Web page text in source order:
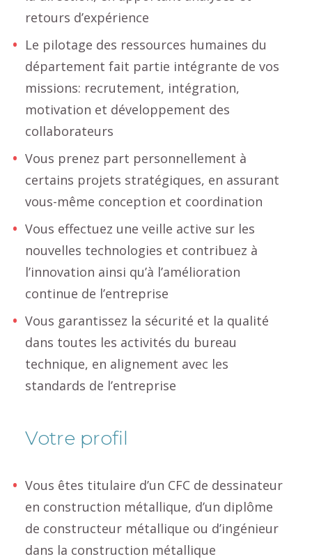
retours d’expérience
Le pilotage des ressources humaines du
département fait partie intégrante de vos
missions: recrutement, intégration,
motivation et développement des
collaborateurs
Vous prenez part personnellement à
certains projets stratégiques, en assurant
vous-même conception et coordination
Vous effectuez une veille active sur les
nouvelles technologies et contribuez à
l’innovation ainsi qu’à l’amélioration
continue de l’entreprise
Vous garantissez la sécurité et la qualité
dans toutes les activités du bureau
technique, en alignement avec les
standards de l’entreprise
Votre profil
Vous êtes titulaire d’un CFC de dessinateur
en construction métallique, d’un diplôme
de constructeur métallique ou d’ingénieur
dans la construction métallique